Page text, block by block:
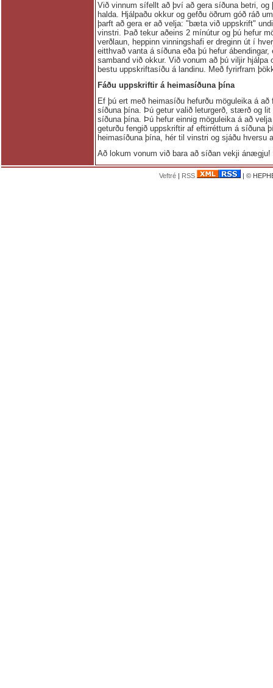
Við vinnum sífellt að því að gera síðuna betri, og
halda. Hjálpaðu okkur og gefðu öðrum góð ráð
þarft að gera er að velja: "bæta við uppskrift"
vinstri. Það tekur aðeins 2 mínútur og þú hefur
verðlaun, heppinn vinningshafi er dreginn út í
eitthvað vanta á síðuna eða þú hefur
samband við okkur. Við vonum að þú viljir hjálpa
bestu uppskriftasíðu á landinu. Með fyrirfram
Fáðu uppskriftir á heimasíðuna þína
Ef þú ert með heimasíðu hefurðu möguleika á
síðuna þína. Þú getur valið leturgerð, stærð og lit
síðuna þína. Þú hefur einnig möguleika á að
geturðu fengið uppskriftir af eftirréttum á síðuna
heimasíðuna þína, hér til vinstri og sjáðu hversu
Að lokum vonum við bara að síðan vekji ánægju!
Veftré| RSS | ©